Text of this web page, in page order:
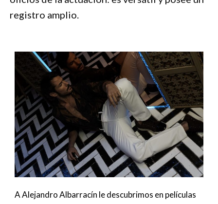
registro amplio.
A Alejandro Albarracín le descubrimos en películas